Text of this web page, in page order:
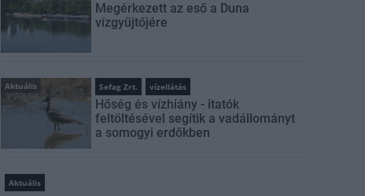
Megérkezett az eső a Duna
vízgyűjtőjére
Aktuális Sefag Zrt. vízellátás
Hőség és vízhiány - itatók
feltöltésével segítik a vadállományt
a somogyi erdőkben
Aktuális